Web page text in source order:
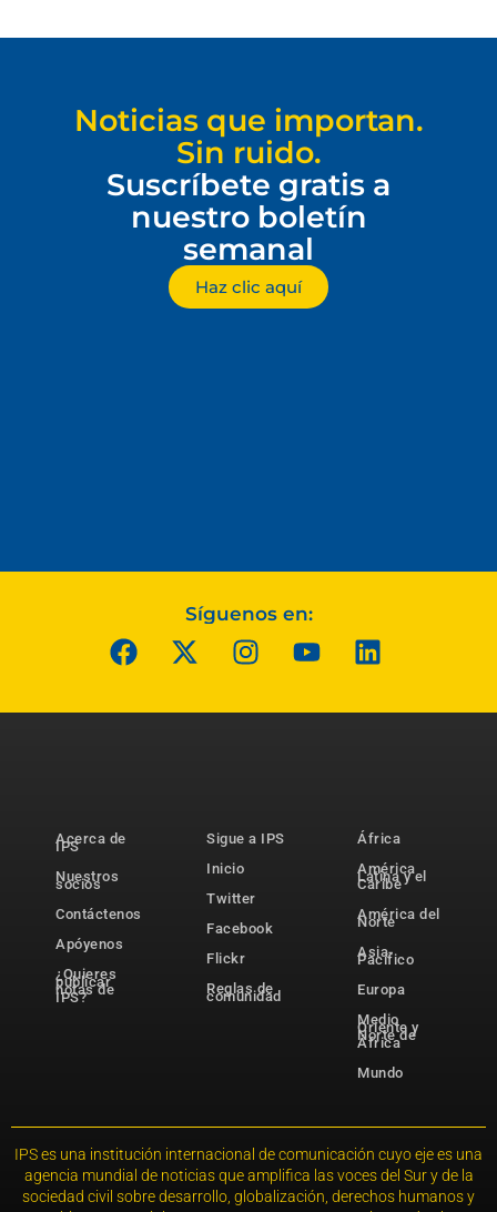
Noticias que importan.
Sin ruido.
Suscríbete gratis a
nuestro boletín
semanal
Haz clic aquí
Síguenos en:
Acerca de
IPS
Nuestros
socios
Contáctenos
Apóyenos
¿Quieres
publicar
notas de
IPS?
Sigue a IPS
Inicio
Twitter
Facebook
Flickr
Reglas de
comunidad
África
América
Latina y el
Caribe
América del
Norte
Asia-
Pacífico
Europa
Medio
Oriente y
Norte de
África
Mundo
IPS es una institución internacional de comunicación cuyo eje es una
agencia mundial de noticias que amplifica las voces del Sur y de la
sociedad civil sobre desarrollo, globalización, derechos humanos y